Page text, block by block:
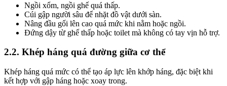
Ngồi xổm, ngồi ghế quá thấp.
Cúi gập người sâu để nhặt đồ vật dưới sàn.
Nâng đầu gối lên cao quá mức khi nằm hoặc ngồi.
Đứng dậy từ ghế thấp hoặc toilet mà không có tay vịn hỗ trợ.
2.2. Khép háng quá đường giữa cơ thể
Khép háng quá mức có thể tạo áp lực lên khớp háng, đặc biệt khi
kết hợp với gập háng hoặc xoay trong.